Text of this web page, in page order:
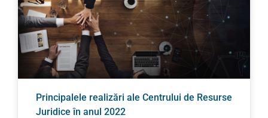
Principalele realizări ale Centrului de Resurse
Juridice în anul 2022